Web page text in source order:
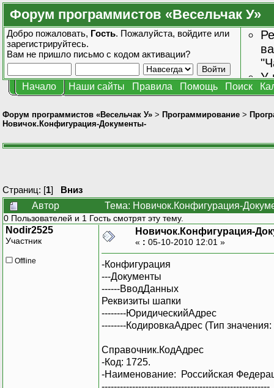
Форум программистов «Весельчак У»
Добро пожаловать, Гость. Пожалуйста, войдите или
зарегистрируйтесь.
Вам не пришло письмо с кодом активации?
У
Начало Наши сайты Правила Помощь Поиск
Форум программистов «Весельчак У» > Программирование >
Новичок.Конфигурация-Документы-
Страниц: [1] Вниз
Автор
Тема: Новичок.Конфигурация-
0 Пользователей и 1 Гость смотрят эту тему.
Nodir2525
Участник
Offline
Новичок.Конфигурация-
« : 05-10-2010 12:01 »
-Конфигурация
---Документы
------ВводДанных
Реквизиты шапки
--------ЮридическийАдрес
--------КодировкаАдрес (Тип
Справочник.КодАдрес
-Код: 1725.
-Наименование: Российская